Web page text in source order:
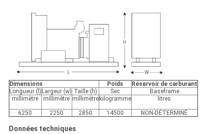
Dimensions Poids
Réservoir de carburant
Longueur (l) Largeur (w) Taille (h) Sec
Baseframe
millimètre
millimètre millimètre kilogramme litres
6250 2250 2850 14500 NON-DÉTERMINÉ
Données techniques